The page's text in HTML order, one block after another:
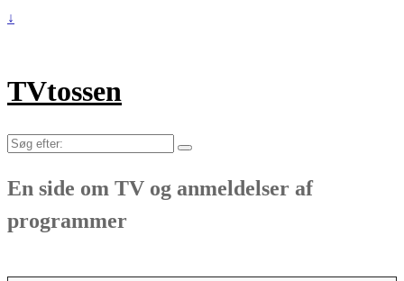
↓
TVtossen
Søg
En side om TV og anmeldelser af
programmer